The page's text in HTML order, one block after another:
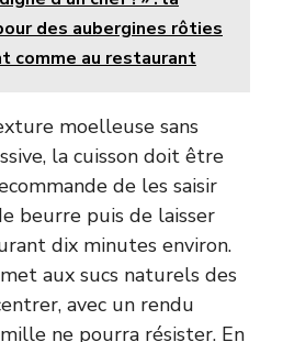
des aubergines rôties
comme au restaurant
moelleuse sans
la cuisson doit être
de les saisir
beurre puis de laisser
dix minutes environ.
aux sucs naturels des
avec un rendu
ne pourra résister. En